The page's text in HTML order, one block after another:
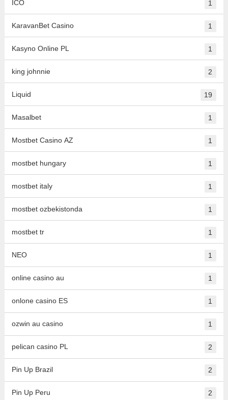
ICO 1
KaravanBet Casino 1
Kasyno Online PL 1
king johnnie 2
Liquid 19
Masalbet 1
Mostbet Casino AZ 1
mostbet hungary 1
mostbet italy 1
mostbet ozbekistonda 1
mostbet tr 1
NEO 1
online casino au 1
onlone casino ES 1
ozwin au casino 1
pelican casino PL 2
Pin Up Brazil 2
Pin Up Peru 2